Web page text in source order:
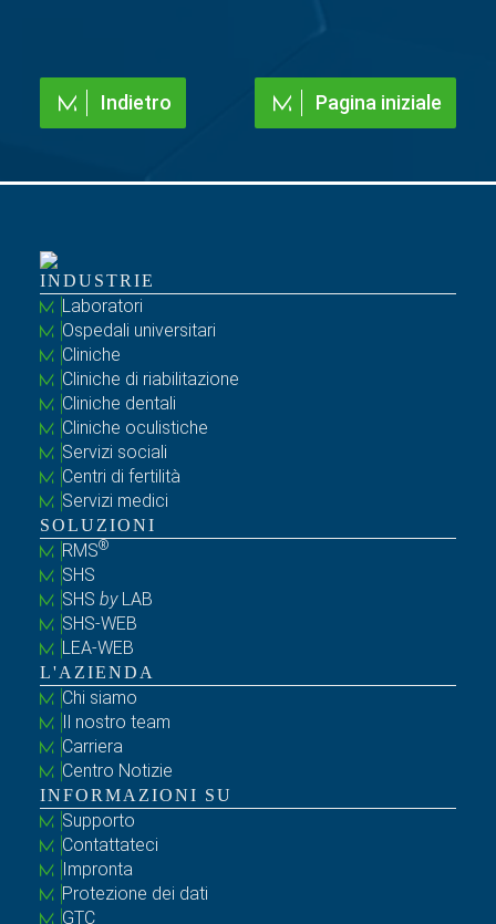
Indietro Pagina iniziale
INDUSTRIE
Laboratori
Ospedali universitari
Cliniche
Cliniche di riabilitazione
Cliniche dentali
Cliniche oculistiche
Servizi sociali
Centri di fertilità
Servizi medici
SOLUZIONI
RMS®
SHS
SHS byLAB
SHS-WEB
LEA-WEB
L'AZIENDA
Chi siamo
Il nostro team
Carriera
Centro Notizie
INFORMAZIONI SU
Supporto
Contattateci
Impronta
Protezione dei dati
GTC